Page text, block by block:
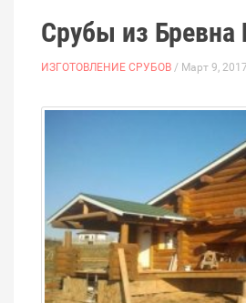
Срубы из Бревна
ИЗГОТОВЛЕНИЕ СРУБОВ / Март 9, 2017